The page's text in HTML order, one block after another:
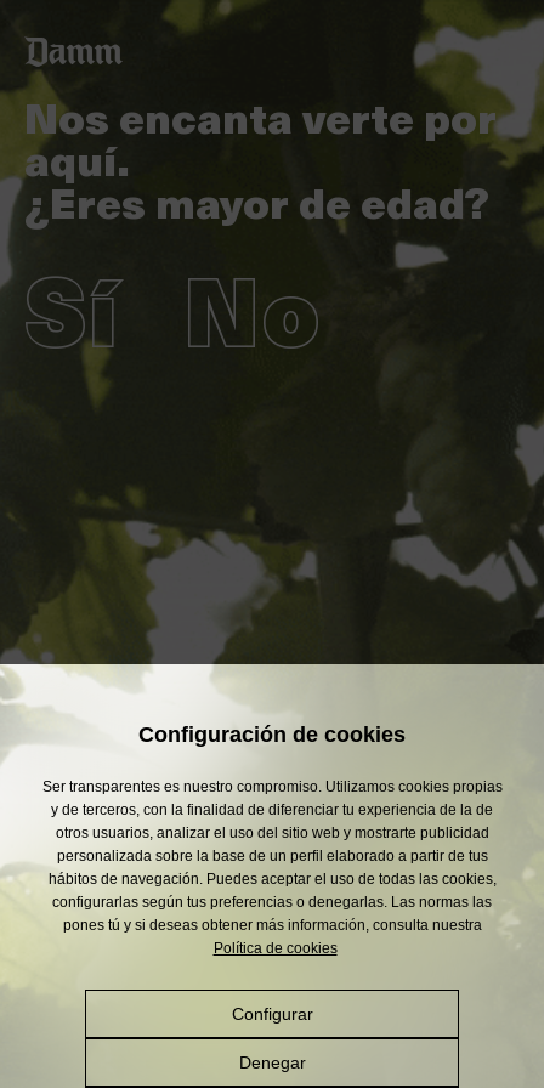
contenido
principal
top
Nos encanta verte por
aquí.
¿Eres mayor de edad?
Sí No
Configuración de cookies
Ser transparentes es nuestro compromiso. Utilizamos cookies propias
y de terceros, con la finalidad de diferenciar tu experiencia de la de
otros usuarios, analizar el uso del sitio web y mostrarte publicidad
personalizada sobre la base de un perfil elaborado a partir de tus
hábitos de navegación. Puedes aceptar el uso de todas las cookies,
configurarlas según tus preferencias o denegarlas. Las normas las
pones tú y si deseas obtener más información, consulta nuestra
Política de cookies
Configurar
Denegar